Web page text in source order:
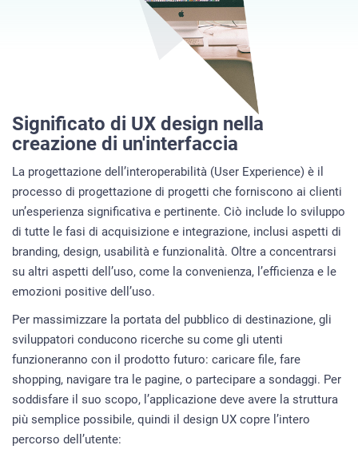
Significato di UX design nella
creazione di un'interfaccia
La progettazione dell’interoperabilità (User Experience) è il
processo di progettazione di progetti che forniscono ai clienti
un’esperienza significativa e pertinente. Ciò include lo sviluppo
di tutte le fasi di acquisizione e integrazione, inclusi aspetti di
branding, design, usabilità e funzionalità. Oltre a concentrarsi
su altri aspetti dell’uso, come la convenienza, l’efficienza e le
emozioni positive dell’uso.
Per massimizzare la portata del pubblico di destinazione, gli
sviluppatori conducono ricerche su come gli utenti
funzioneranno con il prodotto futuro: caricare file, fare
shopping, navigare tra le pagine, o partecipare a sondaggi. Per
soddisfare il suo scopo, l’applicazione deve avere la struttura
più semplice possibile, quindi il design UX copre l’intero
percorso dell’utente: